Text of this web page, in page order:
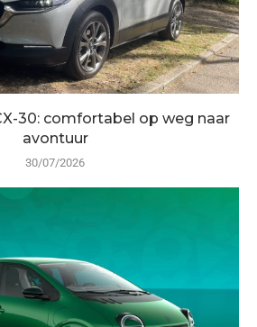
30: comfortabel op weg naar
avontuur
30/07/2026